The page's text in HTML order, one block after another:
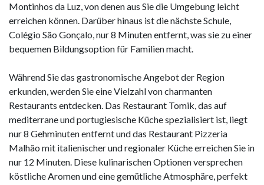
Montinhos da Luz, von denen aus Sie die Umgebung leicht
erreichen können. Darüber hinaus ist die nächste Schule,
Colégio São Gonçalo, nur 8 Minuten entfernt, was sie zu einer
bequemen Bildungsoption für Familien macht.
Während Sie das gastronomische Angebot der Region
erkunden, werden Sie eine Vielzahl von charmanten
Restaurants entdecken. Das Restaurant Tomik, das auf
mediterrane und portugiesische Küche spezialisiert ist, liegt
nur 8 Gehminuten entfernt und das Restaurant Pizzeria
Malhão mit italienischer und regionaler Küche erreichen Sie in
nur 12 Minuten. Diese kulinarischen Optionen versprechen
köstliche Aromen und eine gemütliche Atmosphäre, perfekt